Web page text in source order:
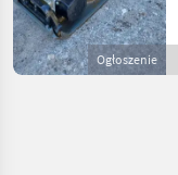
Ogłoszenie